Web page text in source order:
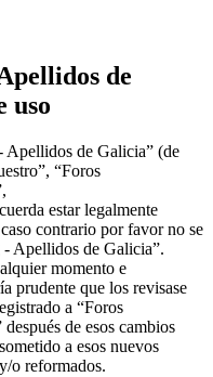
de
uso
Apellidos de Galicia” (de
“Foros
estar legalmente
contrario por favor no se
Apellidos de Galicia”.
momento e
prudente que los revisase
a “Foros
de esos cambios
a esos nuevos
o reformados.